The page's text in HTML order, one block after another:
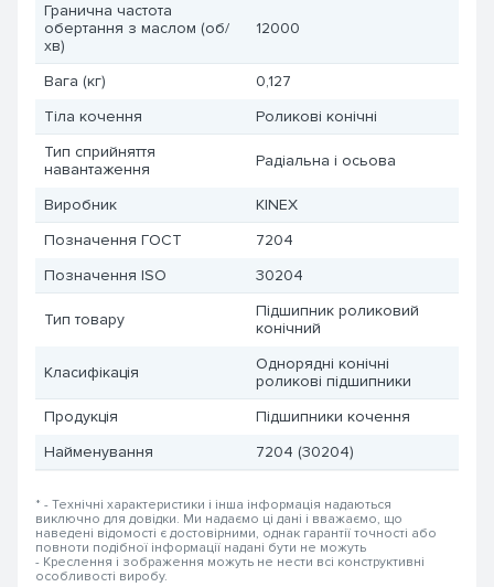
Гранична частота
обертання з маслом (об/
хв)
12000
Вага (кг)
0,127
Тіла кочення
Роликові конічні
Тип сприйняття
навантаження
Радіальна і осьова
Виробник
KINEX
Позначення ГОСТ
7204
Позначення ISO
30204
Тип товару
Підшипник роликовий
конічний
Класифікація
Однорядні конічні
роликові підшипники
Продукція
Підшипники кочення
Найменування
7204 (30204)
* - Технічні характеристики і інша інформація надаються
виключно для довідки. Ми надаємо ці дані і вважаємо, що
наведені відомості є достовірними, однак гарантії точності або
повноти подібної інформації надані бути не можуть
- Креслення і зображення можуть не нести всі конструктивні
особливості виробу.